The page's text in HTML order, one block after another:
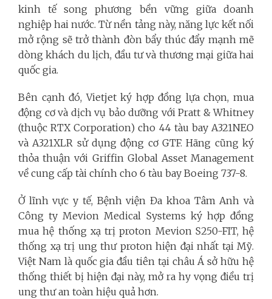
kinh tế song phương bền vững giữa doanh
nghiệp hai nước. Từ nền tảng này, năng lực kết nối
mở rộng sẽ trở thành đòn bẩy thúc đẩy mạnh mẽ
dòng khách du lịch, đầu tư và thương mại giữa hai
quốc gia.
Bên cạnh đó, Vietjet ký hợp đồng lựa chọn, mua
động cơ và dịch vụ bảo dưỡng với Pratt & Whitney
(thuộc RTX Corporation) cho 44 tàu bay A321NEO
và A321XLR sử dụng động cơ GTF. Hãng cũng ký
thỏa thuận với Griffin Global Asset Management
về cung cấp tài chính cho 6 tàu bay Boeing 737-8.
Ở lĩnh vực y tế, Bệnh viện Đa khoa Tâm Anh và
Công ty Mevion Medical Systems ký hợp đồng
mua hệ thống xạ trị proton Mevion S250-FIT, hệ
thống xạ trị ung thư proton hiện đại nhất tại Mỹ.
Việt Nam là quốc gia đầu tiên tại châu Á sở hữu hệ
thống thiết bị hiện đại này, mở ra hy vọng điều trị
ung thư an toàn hiệu quả hơn.